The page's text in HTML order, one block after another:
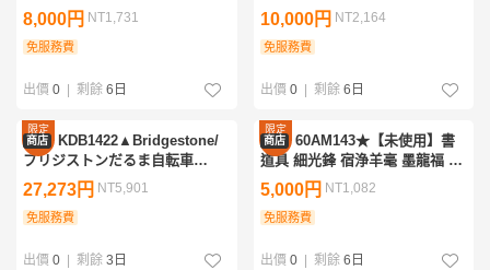
AM/FM ラジオ インテリア雑貨
置物 ヴィンテージ レトロ グッ
ズ
8,000円 NT1,731
免服務費
出價 0 剩餘 6日
き 角盆 トレイ/トレー/プレート
運び盆 茶道具 ティーセット ア
ンティーク
10,000円 NT2,164
免服務費
出價 0 剩餘 6日
限定
優惠
商店 KDB1422▲Bridgestone/
ブリジストンだるま自転車
DEKO・アンティークペニーフ
ァージングディスプレイ
27,273円 NT5,901
免服務費
出價 0 剩餘 3日
限定
優惠
商店 60AM143★【未使用】書
道具 細光鋒 宿浄羊毫 墨龍福 毛
筆 全長約29㎝ 箱付き 水牛角ダ
ルマ？ 羊毛筆 書道筆 習字筆 文
房具
5,000円 NT1,082
免服務費
出價 0 剩餘 6日